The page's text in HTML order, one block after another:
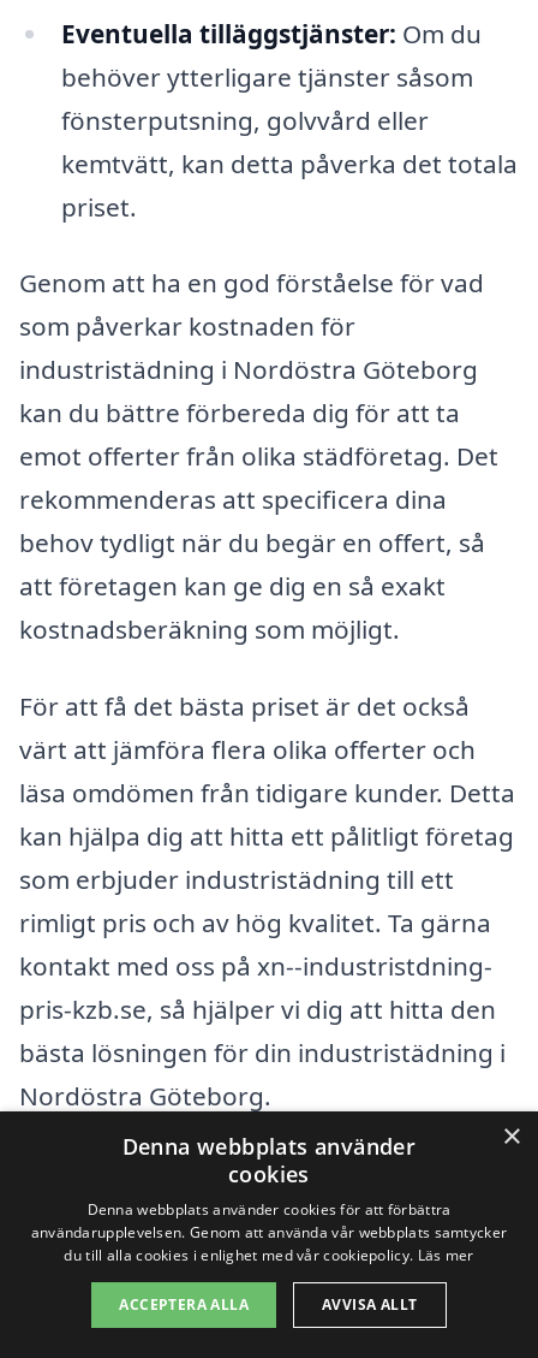
Eventuella tilläggstjänster: Om du
behöver ytterligare tjänster såsom
fönsterputsning, golvvård eller
kemtvätt, kan detta påverka det totala
priset.
Genom att ha en god förståelse för vad
som påverkar kostnaden för
industristädning i Nordöstra Göteborg
kan du bättre förbereda dig för att ta
emot offerter från olika städföretag. Det
rekommenderas att specificera dina
behov tydligt när du begär en offert, så
att företagen kan ge dig en så exakt
kostnadsberäkning som möjligt.
För att få det bästa priset är det också
värt att jämföra flera olika offerter och
läsa omdömen från tidigare kunder. Detta
kan hjälpa dig att hitta ett pålitligt företag
som erbjuder industristädning till ett
rimligt pris och av hög kvalitet. Ta gärna
kontakt med oss på xn--industristdning-
pris-kzb.se, så hjälper vi dig att hitta den
bästa lösningen för din industristädning i
Nordöstra Göteborg.
Få 3 erbjudanden, gratis och utan
förpliktelser
×
Denna webbplats använder
cookies
Denna webbplats använder cookies för att förbättra
användarupplevelsen. Genom att använda vår webbplats samtycker
du till alla cookies i enlighet med vår cookiepolicy. Läs mer
ACCEPTERA ALLA AVVISA ALLT